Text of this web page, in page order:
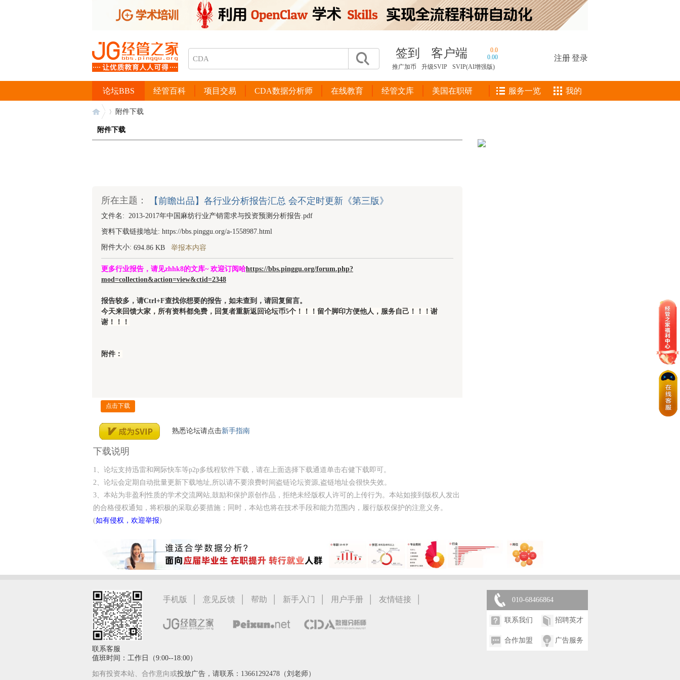
签到 客户端
0.0
0.00
推广加币
升级SVIP SVIP(AI增强版)
注册登录
经管百科 项目交易 CDA数据分析师 在线教育 经管文库 美国在职研
论坛BBS 服务一览 我的
家
附件下载
附件下载
所在主题： 【前瞻出品】各行业分析报告汇总 会不定时更新《第三版》
文件名: 2013-2017年中国麻纺行业产销需求与投资预测分析报告.pdf
资料下载链接地址: https://bbs.pinggu.org/a-1558987.html
附件大小: 694.86 KB 举报本内容
更多行业报告，请见zhhk8的文库~ 欢迎订阅哈https://bbs.pinggu.org/forum.php?
mod=collection&action=view&ctid=2348
报告较多，请Ctrl+F查找你想要的报告，如未查到，请回复留言。
今天来回馈大家，所有资料都免费，回复者重新返回论坛币5个！！！留个脚印方便他人，服务自己！！！谢
谢！！！
附件：
点击下载
熟悉论坛请点击新手指南
下载说明
1、论坛支持迅雷和网际快车等p2p多线程软件下载，请在上面选择下载通道单击右健下载即可。
2、论坛会定期自动批量更新下载地址,所以请不要浪费时间盗链论坛资源,盗链地址会很快失效。
3、本站为非盈利性质的学术交流网站,鼓励和保护原创作品，拒绝未经版权人许可的上传行为。本站如接到版权人发出
的合格侵权通知，将积极的采取必要措施；同时，本站也将在技术手段和能力范围内，履行版权保护的注意义务。
(如有侵权，欢迎举报)
手机版 | 意见反馈 | 帮助 | 新手入门 | 用户手册 | 友情链接 |
联系客服
值班时间：工作日（9:00--18:00）
如有投资本站、合作意向或投放广告，请联系：13661292478（刘老师）
010-68466864
联系我们 招聘英才
合作加盟 广告服务